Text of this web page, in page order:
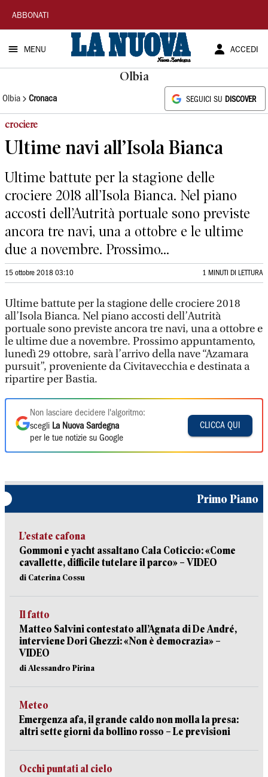
La
Nuova
Sardegna
ABBONATI
MENU ACCEDI
Olbia
Olbia Cronaca SEGUICI SU DISCOVER
crociere
Ultime navi all’Isola Bianca
Ultime battute per la stagione delle
crociere 2018 all’Isola Bianca. Nel piano
accosti dell’Autrità portuale sono previste
ancora tre navi, una a ottobre e le ultime
due a novembre. Prossimo...
15 ottobre 2018 03:10 1 MINUTI DI LETTURA
Ultime battute per la stagione delle crociere 2018
all’Isola Bianca. Nel piano accosti dell’Autrità
portuale sono previste ancora tre navi, una a ottobre e
le ultime due a novembre. Prossimo appuntamento,
lunedì 29 ottobre, sarà l’arrivo della nave “Azamara
pursuit”, proveniente da Civitavecchia e destinata a
ripartire per Bastia.
Non lasciare decidere l'algoritmo:
scegli La Nuova Sardegna
per le tue notizie su Google
CLICCA QUI
Primo Piano
L’estate cafona
Gommoni e yacht assaltano Cala Coticcio: «Come
cavallette, difficile tutelare il parco» – VIDEO
di Caterina Cossu
Il fatto
Matteo Salvini contestato all’Agnata di De André,
interviene Dori Ghezzi: «Non è democrazia» –
VIDEO
di Alessandro Pirina
Meteo
Emergenza afa, il grande caldo non molla la presa:
altri sette giorni da bollino rosso – Le previsioni
Occhi puntati al cielo